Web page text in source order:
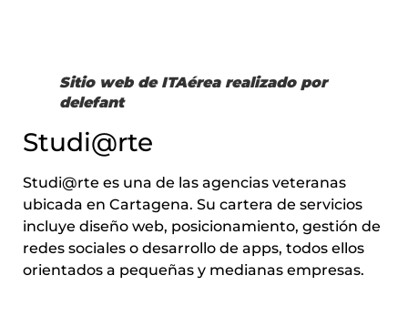
Sitio web de ITAérea realizado por
delefant
Studi@rte
Studi@rte es una de las agencias veteranas
ubicada en Cartagena. Su cartera de servicios
incluye diseño web, posicionamiento, gestión de
redes sociales o desarrollo de apps, todos ellos
orientados a pequeñas y medianas empresas.